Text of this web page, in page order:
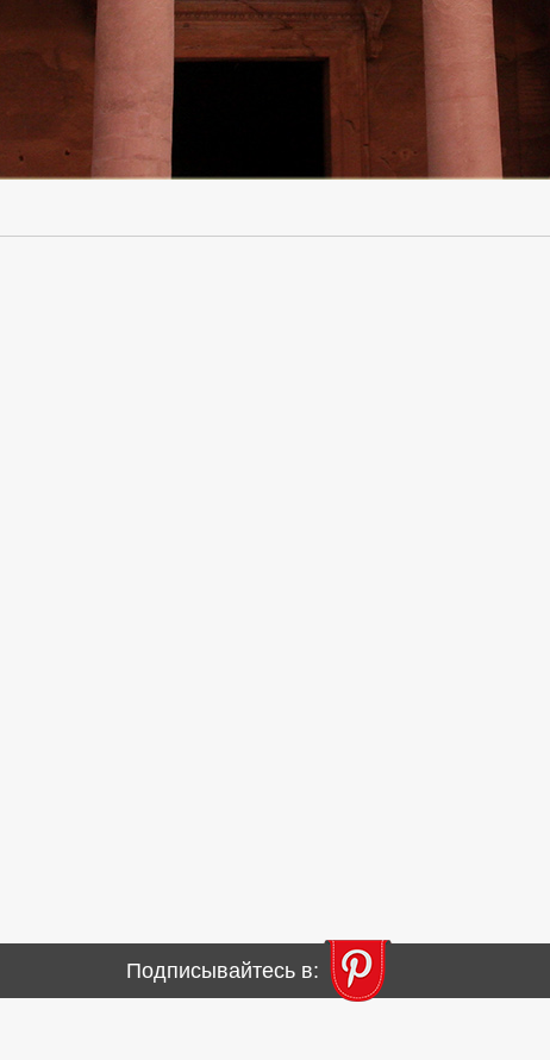
Подписывайтесь в: